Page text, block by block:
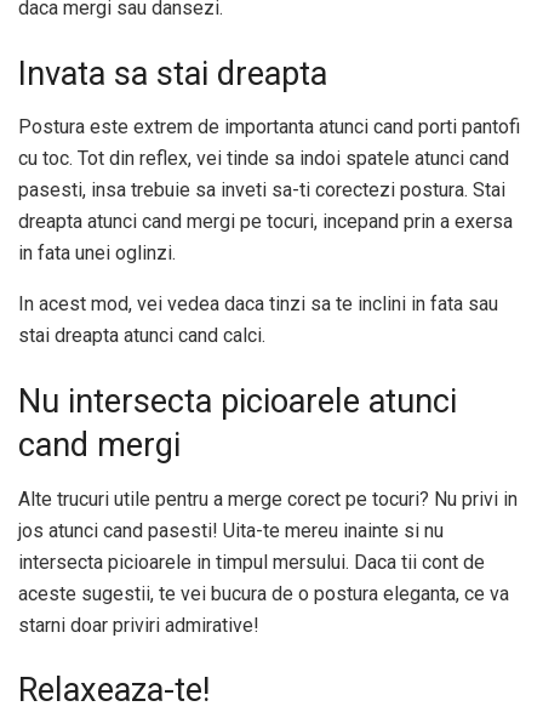
daca mergi sau dansezi.
Invata sa stai dreapta
Postura este extrem de importanta atunci cand porti pantofi
cu toc. Tot din reflex, vei tinde sa indoi spatele atunci cand
pasesti, insa trebuie sa inveti sa-ti corectezi postura. Stai
dreapta atunci cand mergi pe tocuri, incepand prin a exersa
in fata unei oglinzi.
In acest mod, vei vedea daca tinzi sa te inclini in fata sau
stai dreapta atunci cand calci.
Nu intersecta picioarele atunci
cand mergi
Alte trucuri utile pentru a merge corect pe tocuri? Nu privi in
jos atunci cand pasesti! Uita-te mereu inainte si nu
intersecta picioarele in timpul mersului. Daca tii cont de
aceste sugestii, te vei bucura de o postura eleganta, ce va
starni doar priviri admirative!
Relaxeaza-te!